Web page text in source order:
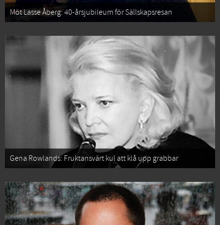
Möt Lasse Åberg: 40-årsjubileum för Sällskapsresan
Gena Rowlands: Fruktansvärt kul att klå upp grabbar